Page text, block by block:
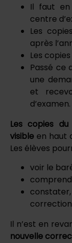
Il faut
centre
Les
après
Les
Passé ce
une
et
d’examen.
Les copies
visible en haut
Les élèves
voir le
Il n’est en
nouvelle